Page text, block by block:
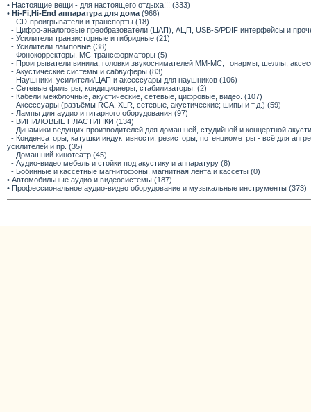
• Настоящие вещи - для настоящего отдыха!!! (333)
• Hi-Fi,Hi-End аппаратура для дома (966)
- CD-проигрыватели и транспорты (18)
- Цифро-аналоговые преобразователи (ЦАП), АЦП, USB-S/PDIF интерфейсы и
- Усилители транзисторные и гибридные (21)
- Усилители ламповые (38)
- Фонокорректоры, МС-трансформаторы (5)
- Проигрыватели винила, головки звукоснимателей ММ-МС, тонармы, шеллы,
- Акустические системы и сабвуферы (83)
- Наушники, усилители/ЦАП и аксессуары для наушников (106)
- Сетевые фильтры, кондиционеры, стабилизаторы. (2)
- Кабели межблочные, акустические, сетевые, цифровые, видео. (107)
- Аксессуары (разъёмы RCA, XLR, сетевые, акустические; шипы и т.д.) (59)
- Лампы для аудио и гитарного оборудования (97)
- ВИНИЛОВЫЕ ПЛАСТИНКИ (134)
- Динамики ведущих производителей для домашней, студийной и концертной
- Конденсаторы, катушки индуктивности, резисторы, потенциометры - всё для
усилителей и пр. (35)
- Домашний кинотеатр (45)
- Аудио-видео мебель и стойки под акустику и аппаратуру (8)
- Бобинные и кассетные магнитофоны, магнитная лента и кассеты (0)
• Автомобильные аудио и видеосистемы (187)
• Профессиональное аудио-видео оборудование и музыкальные инструменты (373)